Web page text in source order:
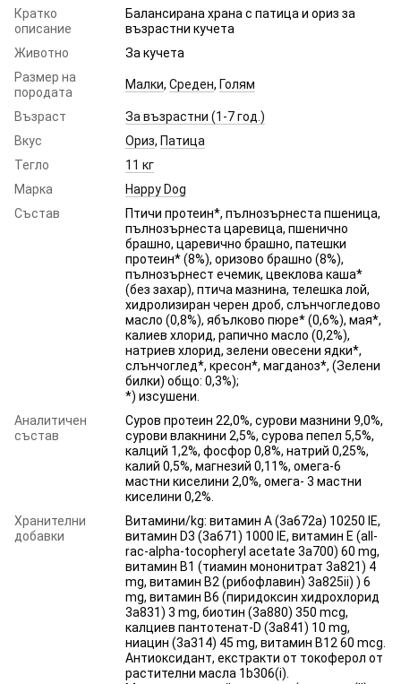
Кратко
описание
Балансирана храна с патица и ориз за
възрастни кучета
Животно
За кучета
Размер на
породата
Малки, Среден, Голям
Възраст
За възрастни (1-7 год.)
Вкус
Ориз, Патица
Тегло
11 кг
Марка
Happy Dog
Състав
Птичи протеин*, пълнозърнеста пшеница,
пълнозърнеста царевица, пшенично
брашно, царевично брашно, патешки
протеин* (8%), оризово брашно (8%),
пълнозърнест ечемик, цвеклова каша*
(без захар), птича мазнина, телешка лой,
хидролизиран черен дроб, слънчогледово
масло (0,8%), ябълково пюре* (0,6%), мая*,
калиев хлорид, рапично масло (0,2%),
натриев хлорид, зелени овесени ядки*,
слънчоглед*, кресон*, магданоз*, (Зелени
билки) общо: 0,3%);
*) изсушени.
Аналитичен
състав
Суров протеин 22,0%, сурови мазнини 9,0%,
сурови влакнини 2,5%, сурова пепел 5,5%,
калций 1,2%, фосфор 0,8%, натрий 0,25%,
калий 0,5%, магнезий 0,11%, омега-6
мастни киселини 2,0%, омега- 3 мастни
киселини 0,2%.
Хранителни
добавки
Витамини/kg: витамин A (3a672a) 10250 IE,
витамин D3 (3a671) 1000 IE, витамин E (all-
rac-alpha-tocopheryl acetate 3a700) 60 mg,
витамин B1 (тиамин мононитрат 3a821) 4
mg, витамин B2 (рибофлавин) 3a825ii) ) 6
mg, витамин B6 (пиридоксин хидрохлорид
3a831) 3 mg, биотин (3a880) 350 mcg,
калциев пантотенат-D (3a841) 10 mg,
ниацин (3a314) 45 mg, витамин B12 60 mcg.
Антиоксидант, екстракти от токоферол от
растителни масла 1b306(i).